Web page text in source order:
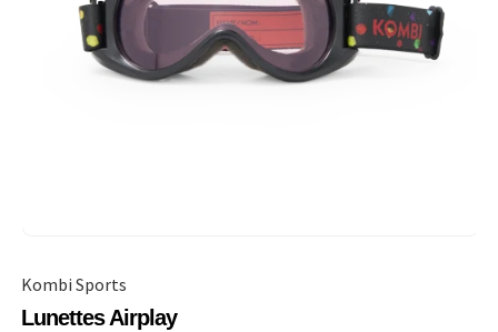
Kombi Sports
Lunettes Airplay